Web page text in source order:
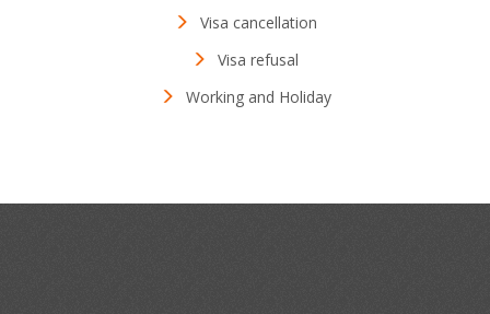
Visa cancellation
Visa refusal
Working and Holiday